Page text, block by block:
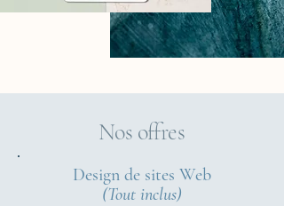
Nos offres
Design de sites Web
(Tout inclus)